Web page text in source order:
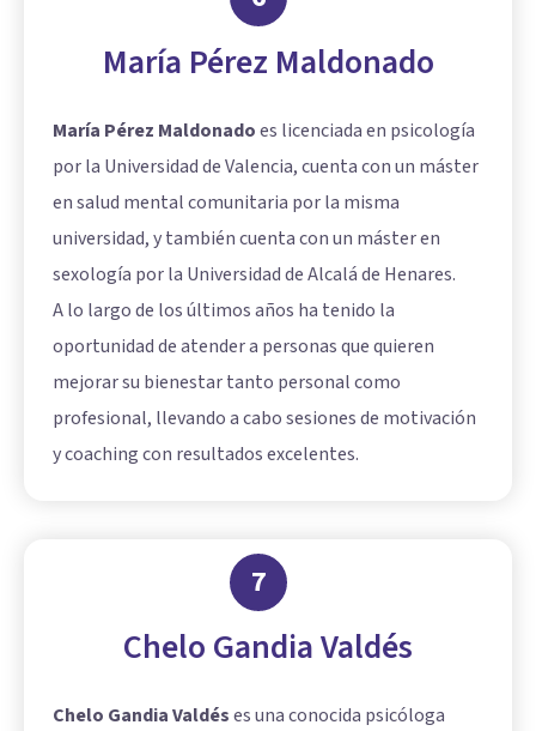
María Pérez Maldonado
María Pérez Maldonadoes licenciada en psicología
por la Universidad de Valencia, cuenta con un máster
en salud mental comunitaria por la misma
universidad, y también cuenta con un máster en
sexología por la Universidad de Alcalá de Henares.
A lo largo de los últimos años ha tenido la
oportunidad de atender a personas que quieren
mejorar su bienestar tanto personal como
profesional, llevando a cabo sesiones de motivación
y coaching con resultados excelentes.
7
Chelo Gandia Valdés
Chelo Gandia Valdéses una conocida psicóloga